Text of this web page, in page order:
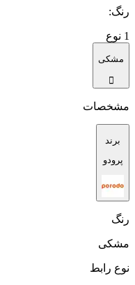
رنگ:
1 نوع
مشکی
مشخصات
برند
پرودو
رنگ
مشکی
نوع رابط